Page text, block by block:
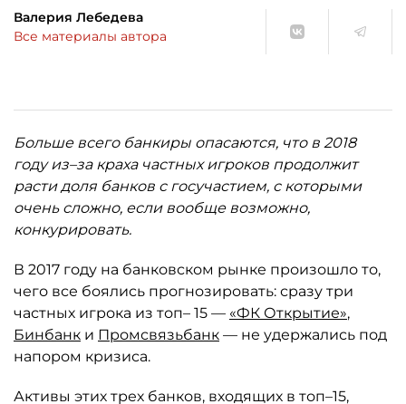
Валерия Лебедева
Все материалы автора
Больше всего банкиры опасаются, что в 2018
году из–за краха частных игроков продолжит
расти доля банков с госучастием, с которыми
очень сложно, если вообще возможно,
конкурировать.
В 2017 году на банковском рынке произошло то,
чего все боялись прогнозировать: сразу три
частных игрока из топ– 15 — «ФК Открытие»,
Бинбанк и Промсвязьбанк — не удержались под
напором кризиса.
Активы этих трех банков, входящих в топ–15,